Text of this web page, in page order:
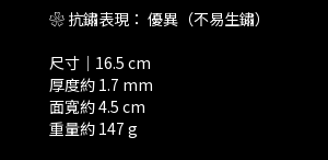
❀ 抗鏽表現： 優異（不易生鏽）
尺寸｜16.5 cm
厚度約 1.7 mm
面寬約 4.5 cm
重量約 147 g